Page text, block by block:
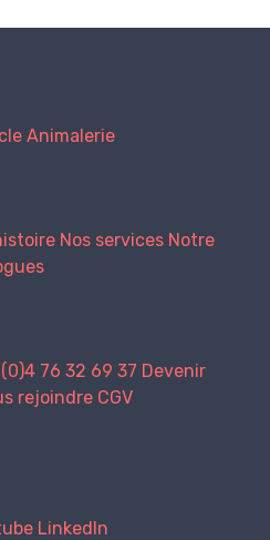
Animalerie
Nos services Notre
76 32 69 37 Devenir
rejoindre CGV
LinkedIn